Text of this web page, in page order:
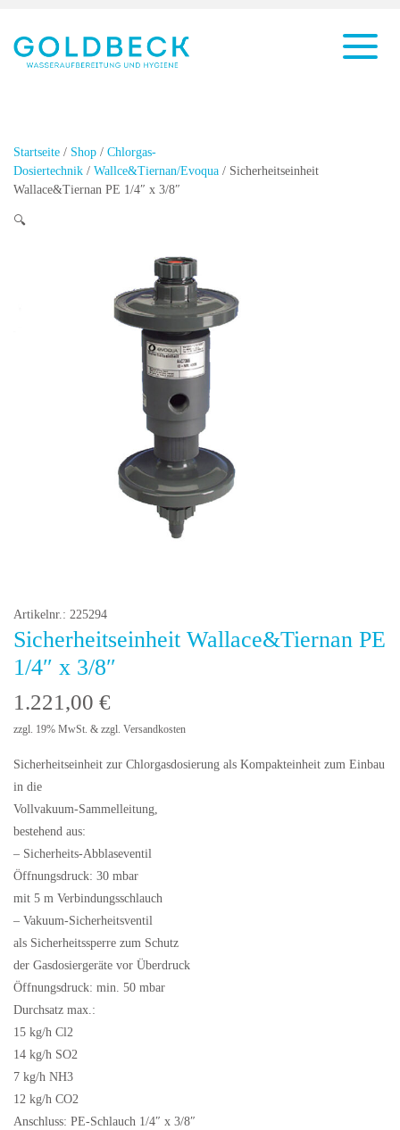
Startseite / Shop / Chlorgas-
Dosiertechnik / Wallce&Tiernan/Evoqua / Sicherheitseinheit
Wallace&Tiernan PE 1/4″ x 3/8″
🔍
Artikelnr.: 225294
Sicherheitseinheit Wallace&Tiernan PE
1/4″ x 3/8″
1.221,00 €
zzgl. 19% MwSt. & zzgl. Versandkosten
Sicherheitseinheit zur Chlorgasdosierung als Kompakteinheit zum Einbau
in die
Vollvakuum-Sammelleitung,
bestehend aus:
– Sicherheits-Abblaseventil
Öffnungsdruck: 30 mbar
mit 5 m Verbindungsschlauch
– Vakuum-Sicherheitsventil
als Sicherheitssperre zum Schutz
der Gasdosiergeräte vor Überdruck
Öffnungsdruck: min. 50 mbar
Durchsatz max.:
15 kg/h Cl2
14 kg/h SO2
7 kg/h NH3
12 kg/h CO2
Anschluss: PE-Schlauch 1/4″ x 3/8″